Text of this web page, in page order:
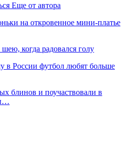
Еще от автора
на откровенное мини-платье
когда радовался голу
в России футбол любят больше
блинов и поучаствовали в